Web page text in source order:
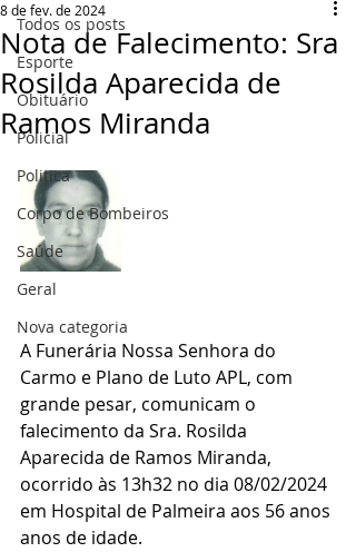
Todos os posts
Esporte
Obituário
Policial
Politica
Corpo de Bombeiros
Saúde
Geral
Nova categoria
Nota de Falecimento: Sra
Rosilda Aparecida de
Ramos Miranda
8 de fev. de 2024
A Funerária Nossa Senhora do
Carmo e Plano de Luto APL, com
grande pesar, comunicam o
falecimento da Sra. Rosilda
Aparecida de Ramos Miranda,
ocorrido às 13h32 no dia 08/02/2024
em Hospital de Palmeira aos 56 anos
anos de idade.